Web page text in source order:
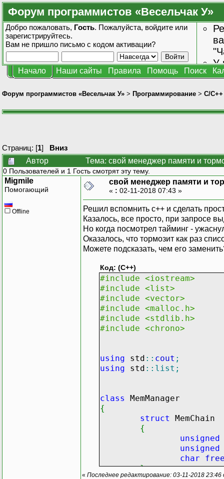
Форум программистов «Весельчак У»
Добро пожаловать, Гость. Пожалуйста, войдите или
зарегистрируйтесь.
Вам не пришло письмо с кодом активации?
У
Начало Наши сайты Правила Помощь Поиск
Форум программистов «Весельчак У» > Программирование > C/C++
Страниц: [1] Вниз
Автор
Тема: свой менеджер памяти и
0 Пользователей и 1 Гость смотрят эту тему.
Migmile
Помогающий
Offline
свой менеджер памяти и
« : 02-11-2018 07:43 »
Решил вспомнить с++ и сделать
Казалось, все просто, при запросе
Но когда посмотрел тайминг -
Оказалось, что тормозит как раз
Можете подсказать, чем его
Код: (C++)
#include <iostream>
#include <list>
#include <vector>
#include <malloc.h>
#include <stdlib.h>
#include <chrono>
using std :: cout ;
using std :: list ;
class
MemManager
{
struct
MemChain
{
unsigned
unsigned
char
};
« Последнее редактирование: 03-11-2018